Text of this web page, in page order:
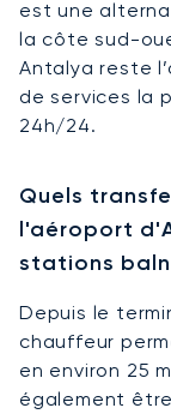
est une
la côte sud-
Antalya reste
de services la
24h/24.
Quels
l'aéroport
stations
Depuis le
chauffeur
en environ 25
également